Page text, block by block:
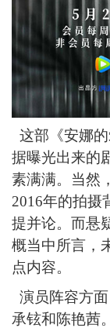
这部《安娜
据曝光出来的
素满满。当然
2016年的拍摄
提并论。而悬
概当中所言，
点内容。
演员阵容方
承铉和陈艳茜